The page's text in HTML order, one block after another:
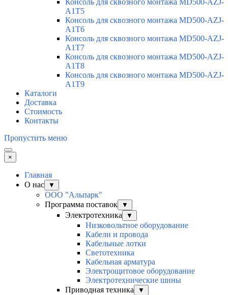
Консоль для сквозного монтажа MD500-AZJ-
A1T5
Консоль для сквозного монтажа MD500-AZJ-
A1T6
Консоль для сквозного монтажа MD500-AZJ-
A1T7
Консоль для сквозного монтажа MD500-AZJ-
A1T8
Консоль для сквозного монтажа MD500-AZJ-
A1T9
Каталоги
Доставка
Стоимость
Контакты
Пропустить меню
×
Главная
О нас
▼
ООО "Альпарк"
Программа поставок
▼
Электротехника ▼
Низковольтное оборудование
Кабели и провода
Кабельные лотки
Светотехника
Кабельная арматура
Электрощитовое оборудование
Электротехнические шины
Приводная техника
▼